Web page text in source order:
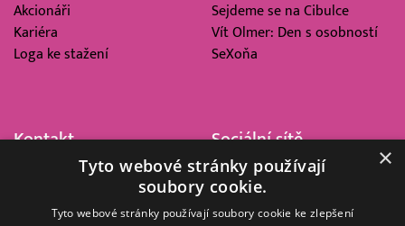
Akcionáři
Kariéra
Loga ke stažení
Sejdeme se na Cibulce
Vít Olmer: Den s osobností
SeXoňa
Kontakt
Barrandov Televizní Studio,
Kříženeckého nám. 322
Sociální sítě
×
Tyto webové stránky používají
soubory cookie.
Tyto webové stránky používají soubory cookie ke zlepšení